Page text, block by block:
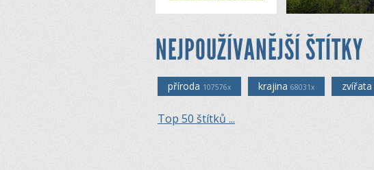
NEJPOUŽÍVANĚJŠÍ ŠTÍTKY
příroda 107576x krajina 68031x zvířata
Top 50 štítků ...